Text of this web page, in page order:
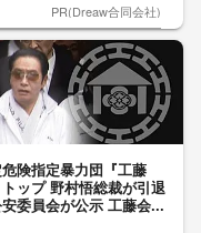
PR(Dreaw合同会社)
険指定暴力団『工藤
ップ 野村悟総裁が引退
安委員会が公示 工藤会...